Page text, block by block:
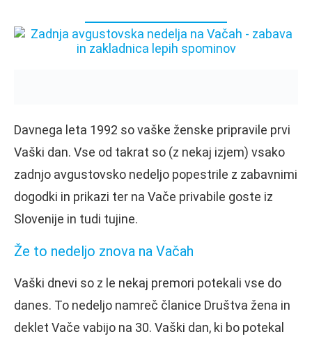
Davnega leta 1992 so vaške ženske pripravile prvi
Vaški dan. Vse od takrat so (z nekaj izjem) vsako
zadnjo avgustovsko nedeljo popestrile z zabavnimi
dogodki in prikazi ter na Vače privabile goste iz
Slovenije in tudi tujine.
Že to nedeljo znova na Vačah
Vaški dnevi so z le nekaj premori potekali vse do
danes. To nedeljo namreč članice Društva žena in
deklet Vače vabijo na 30. Vaški dan, ki bo potekal